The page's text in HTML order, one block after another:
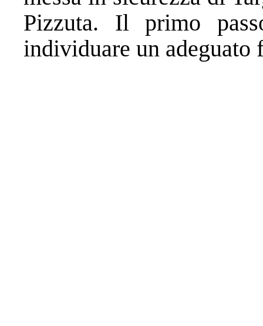
Pizzuta. Il primo
individuare un adeguato